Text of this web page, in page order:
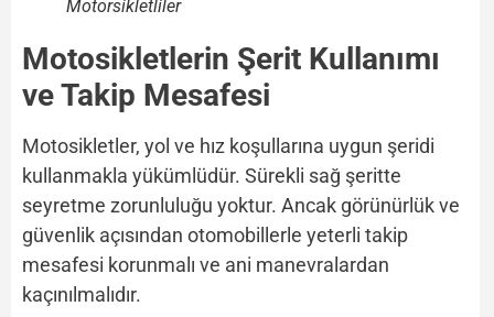
Motorsikletliler
Motosikletlerin Şerit Kullanımı
ve Takip Mesafesi
Motosikletler, yol ve hız koşullarına uygun şeridi
kullanmakla yükümlüdür. Sürekli sağ şeritte
seyretme zorunluluğu yoktur. Ancak görünürlük ve
güvenlik açısından otomobillerle yeterli takip
mesafesi korunmalı ve ani manevralardan
kaçınılmalıdır.